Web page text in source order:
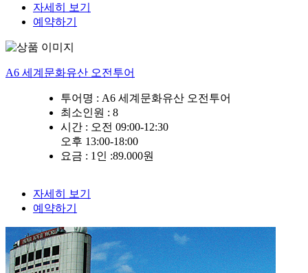
자세히 보기
예약하기
A6 세계문화유산 오전투어
투어명 : A6 세계문화유산 오전투어
최소인원 : 8
시간 : 오전 09:00-12:30
오후 13:00-18:00
요금 : 1인 :89.000원
자세히 보기
예약하기